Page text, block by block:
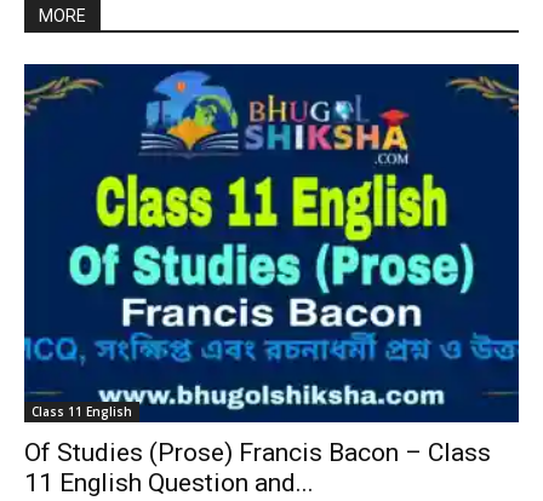
MORE
Class 11 English
Of Studies (Prose) Francis Bacon – Class
11 English Question and...